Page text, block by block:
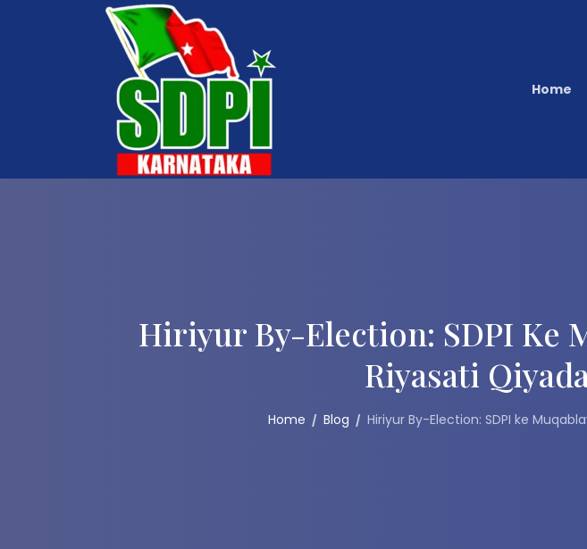
Home
Hiriyur By-Election: SDPI Ke
Riyasati
Home Blog Hiriyur By-Election: SDPI ke